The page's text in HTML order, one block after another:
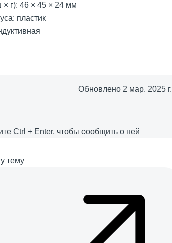
г): 46 × 45 × 24 мм
пластик
Обновлено 2 мар. 2025 г.
Ctrl + Enter, чтобы сообщить о ней
тему